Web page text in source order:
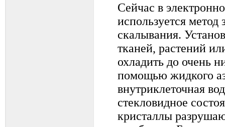
Сейчас в
используется
скалывания.
тканей, растений
охладить до очень
помощью жидкого
внутриклеточная
стекловидное
кристаллы